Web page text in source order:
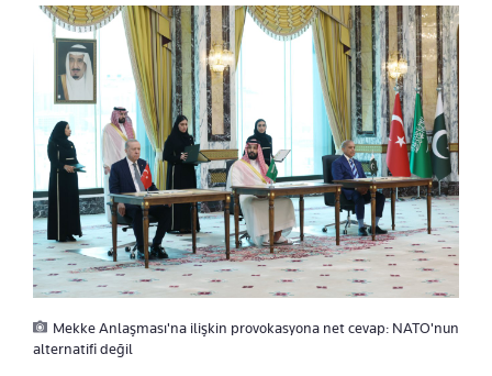
Mekke Anlaşması'na ilişkin provokasyona net cevap: NATO'nun
alternatifi değil